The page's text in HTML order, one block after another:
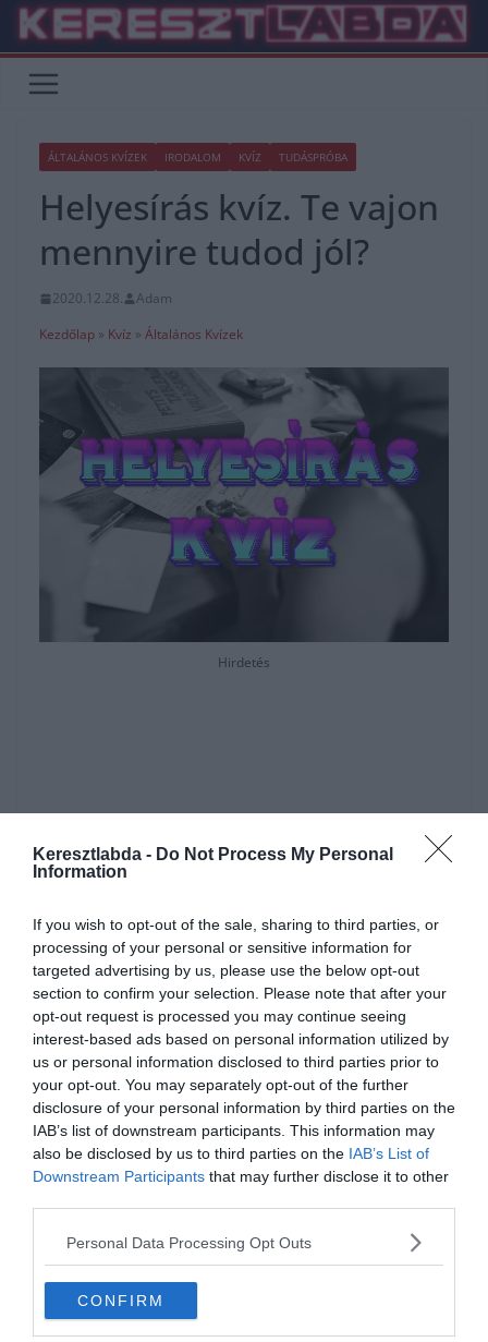
Keresztlabda - Do Not Process My Personal
Information
If you wish to opt-out of the sale, sharing to third parties, or
processing of your personal or sensitive information for
targeted advertising by us, please use the below opt-out
section to confirm your selection. Please note that after your
opt-out request is processed you may continue seeing
interest-based ads based on personal information utilized by
us or personal information disclosed to third parties prior to
your opt-out. You may separately opt-out of the further
disclosure of your personal information by third parties on the
IAB’s list of downstream participants. This information may
also be disclosed by us to third parties on the IAB’s List of
Downstream Participants that may further disclose it to other
Personal Data Processing Opt Outs
CONFIRM
Skip
content
ÁLTALÁNOS KVÍZEK IRODALOM KVÍZ TUDÁSPRÓBA
Helyesírás kvíz. Te vajon
mennyire tudod jól?
2020.12.28.
Adam
Kezdőlap » Kvíz » Általános Kvízek
Hirdetés
Ha érdekelnek további kvízekittmegtalálod őket, illetve
csatlakozhatszF acebookcsoportunkhoz is.
Hogyan írjuk helyesen?
aszimetrikus
asszimetrikus
aszimmetrikus